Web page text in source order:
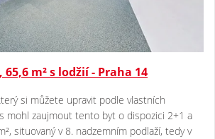
m² s lodžií - Praha 14
si můžete upravit podle vlastních
mohl zaujmout tento byt o dispozici 2+1 a
situovaný v 8. nadzemním podlaží, tedy v